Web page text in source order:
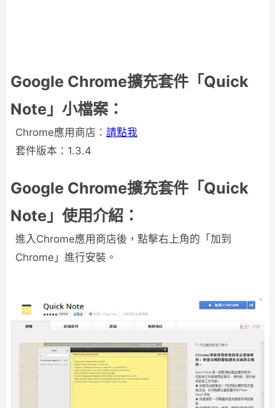
Google Chrome擴充套件「Quick
Note」小檔案：
Chrome應用商店： 請點我
套件版本：1.3.4
Google Chrome擴充套件「Quick
Note」使用介紹：
進入Chrome應用商店後，點擊右上角的「加到
Chrome」進行安裝。